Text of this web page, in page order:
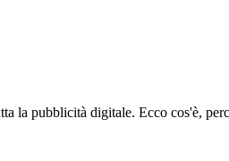
la pubblicità digitale. Ecco cos'è,